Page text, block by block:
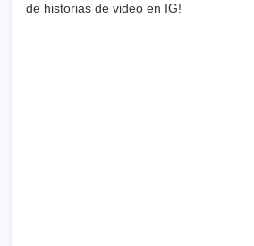
de historias de video en IG!